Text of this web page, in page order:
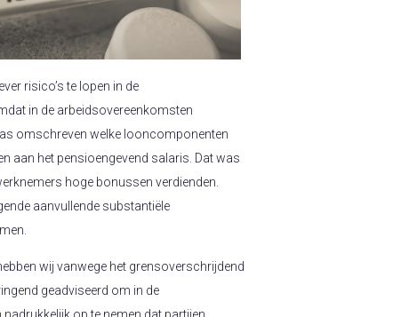
risico’s te lopen in de
in de arbeidsovereenkomsten
omschreven welke looncomponenten
aan het pensioengevend salaris. Dat was
hoge bonussen verdienden.
aanvullende substantiële
wij vanwege het grensoverschrijdend
geadviseerd om in de
op te nemen dat partijen